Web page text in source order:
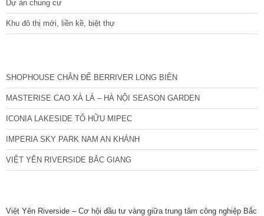
Dự án chung cư
Khu đô thị mới, liền kề, biệt thự
SHOPHOUSE CHÂN ĐẾ BERRIVER LONG BIÊN
MASTERISE CAO XÀ LÁ – HÀ NỘI SEASON GARDEN
ICONIA LAKESIDE TỐ HỮU MIPEC
IMPERIA SKY PARK NAM AN KHÁNH
VIỆT YÊN RIVERSIDE BẮC GIANG
Việt Yên Riverside – Cơ hội đầu tư vàng giữa trung tâm công nghiệp Bắc